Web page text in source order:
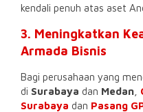
kendali penuh atas aset
3. Meningkatkan
Armada Bisnis
Bagi perusahaan yang
di Surabaya dan Medan
Surabaya dan Pasang